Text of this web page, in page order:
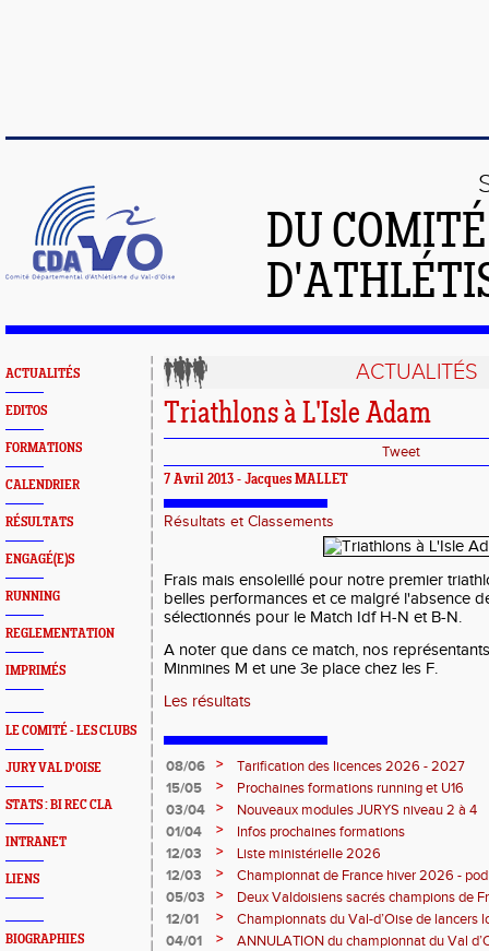
DU
ACTUALITÉS
EDITOS
FORMATIONS
CALENDRIER
RÉSULTATS
ENGAGÉ(E)S
RUNNING
REGLEMENTATION
IMPRIMÉS
LE COMITÉ - LES CLUBS
JURY VAL D'OISE
STATS : BI REC CLA
INTRANET
LIENS
BIOGRAPHIES
ACTUALITÉS
Triathlons à L'Isle Adam
Tweet
7 Avril 2013 - Jacques MALLET
Résultats et Classements
Frais mais ensoleillé pour notre premier
belles performances et ce malgré l'absence
sélectionnés pour le Match Idf H-N et B-N.
A noter que dans ce match, nos
Minmines M et une 3e place chez les F.
Les résultats
08/06 >
Tarification des licences 2026 - 2027
15/05
>
Prochaines formations running et U16
03/04
>
Nouveaux modules JURYS niveau 2 à 4
01/04
>
Infos prochaines formations
12/03
>
Liste ministérielle 2026
12/03
>
Championnat de France hiver 2026 -
05/03
>
Deux Valdoisiens sacrés champions de
Bourges 🥇
12/01 >
Championnats du Val-d’Oise de lancers
au stade des Maradas
04/01 >
ANNULATION du championnat du Val